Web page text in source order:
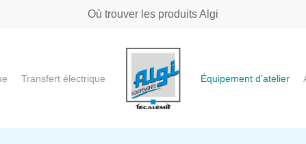
Où trouver les produits Algi
Transfert électrique Équipement d’atelier